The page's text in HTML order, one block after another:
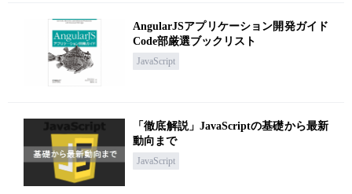
AngularJSアプリケーション開発ガイド
Code部厳選ブックリスト
JavaScript
「徹底解説」JavaScriptの基礎から最新
動向まで
JavaScript